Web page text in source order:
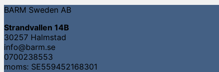
BARM Sweden AB
Strandvallen 14B
30257 Halmstad
info@barm.se
0700238553
moms: SE559452168301